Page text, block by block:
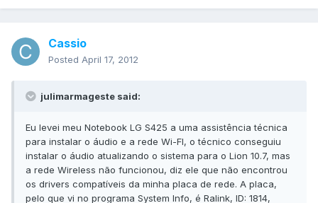
Cassio
Posted April 17, 2012
julimarmageste said:
Eu levei meu Notebook LG S425 a uma assistência técnica
para instalar o áudio e a rede Wi-FI, o técnico conseguiu
instalar o áudio atualizando o sistema para o Lion 10.7, mas
a rede Wireless não funcionou, diz ele que não encontrou
os drivers compatíveis da minha placa de rede. A placa,
pelo que vi no programa System Info, é Ralink, ID: 1814,